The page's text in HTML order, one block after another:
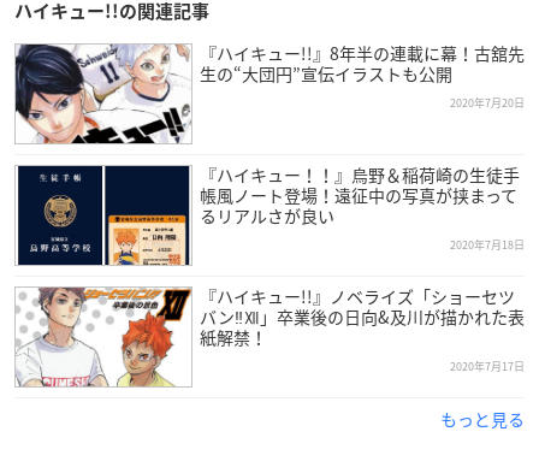
ハイキュー!!の関連記事
『ハイキュー!!』8年半の連載に幕！古舘先
生の“大団円”宣伝イラストも公開
2020年7月20日
『ハイキュー！！』烏野＆稲荷崎の生徒手
帳風ノート登場！遠征中の写真が挟まって
るリアルさが良い
2020年7月18日
『ハイキュー!!』ノベライズ「ショーセツ
バン‼︎Ⅻ」卒業後の日向&及川が描かれた表
紙解禁！
2020年7月17日
もっと見る